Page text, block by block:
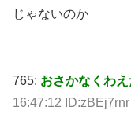
じゃないのか
765: おさかなくわ
16:47:12 ID:zBEj7rnr